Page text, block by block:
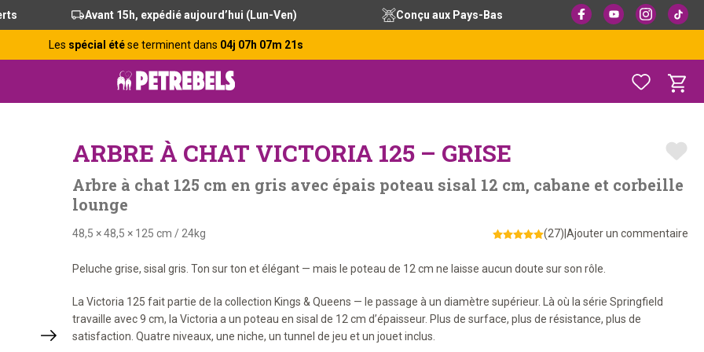
Avant 15h, expédié aujourd’hui (Lun-Ven) Conçu aux Pays-Bas
Les spécial étése terminent dans 04j 07h 07m 20s
ARBRE À CHAT VICTORIA 125 – GRISE
Arbre à chat 125 cm en gris avec épais poteau sisal 12 cm, cabane et corbeille
lounge
48,5 × 48,5 × 125 cm / 24kg (27) Ajouter un commentaire
Peluche grise, sisal gris. Ton sur ton et élégant — mais le poteau de 12 cm ne laisse aucun doute sur son rôle.
La Victoria 125 fait partie de la collection Kings & Queens — le passage à un diamètre supérieur. Là où la série Springfield
travaille avec 9 cm, la Victoria a un poteau en sisal de 12 cm d’épaisseur. Plus de surface, plus de résistance, plus de
satisfaction. Quatre niveaux, une niche, un tunnel de jeu et un jouet inclus.